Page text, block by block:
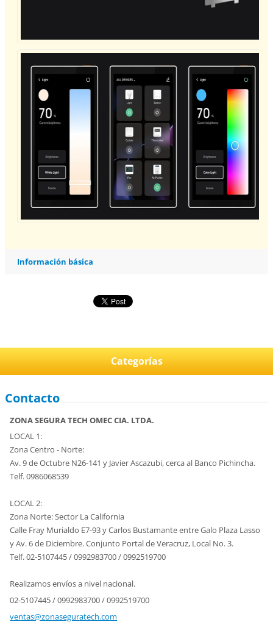
Información básica
Categorías
Contacto
ZONA SEGURA TECH OMEC CIA. LTDA.
LOCAL 1:
Zona Centro - Norte:
Av. 9 de Octubre N26-141 y Javier Ascazubi, cerca al Banco Pichincha.
Telf. 0986068539
LOCAL 2:
Zona Norte: Sector La California
Calle Fray Murialdo E7-93 y Carlos Bustamante entre Galo Plaza Lasso
y Av. 6 de Diciembre. Conjunto Portal de Veracruz, Local No. 3.
Telf. 02-5107445 / 0992983700 / 0992519700
Realizamos envíos a nivel nacional.
02-5107445 / 0992983700 / 0992519700
ventas@zonaseguratech.com